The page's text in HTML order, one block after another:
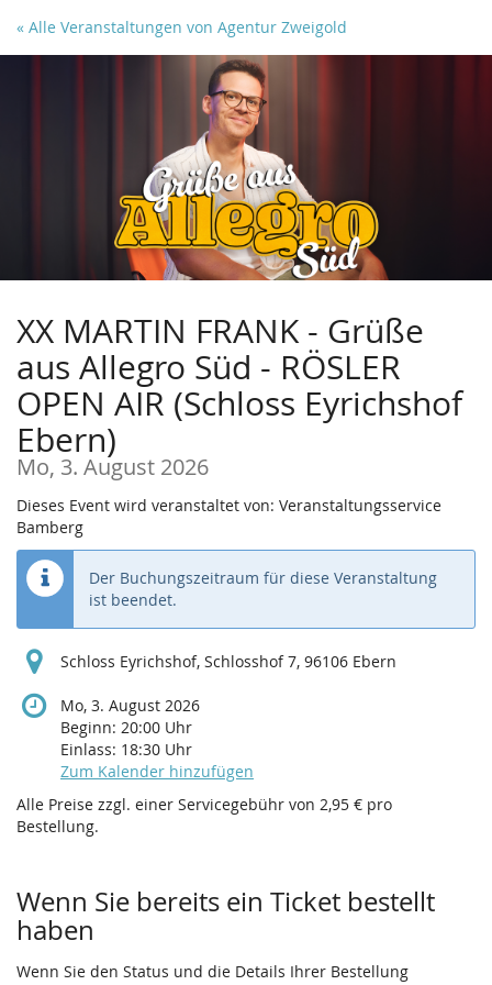
Zum
« Alle Veranstaltungen von Agentur Zweigold
XX MARTIN FRANK - Grüße
aus Allegro Süd - RÖSLER
OPEN AIR (Schloss Eyrichshof
Ebern)
Mo, 3. August 2026
Dieses Event wird veranstaltet von: Veranstaltungsservice
Bamberg
Der Buchungszeitraum für diese Veranstaltung
ist beendet.
Schloss Eyrichshof, Schlosshof 7, 96106 Ebern
Mo, 3. August 2026
Beginn: 20:00 Uhr
Einlass: 18:30 Uhr
Zum Kalender hinzufügen
Alle Preise zzgl. einer Servicegebühr von 2,95 € pro
Bestellung.
Wenn Sie bereits ein Ticket bestellt
haben
Wenn Sie den Status und die Details Ihrer Bestellung